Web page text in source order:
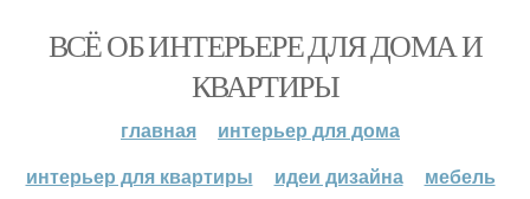
ВСЁ ОБ ИНТЕРЬЕРЕ ДЛЯ ДОМА И
КВАРТИРЫ
главная
интерьер для дома
интерьер для квартиры
идеи дизайна мебель